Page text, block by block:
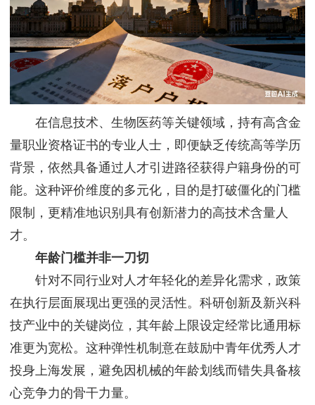
系
我
们
在信息技术、生物医药等关键领域，持有高含金
量职业资格证书的专业人士，即便缺乏传统高等学历
背景，依然具备通过人才引进路径获得户籍身份的可
能。这种评价维度的多元化，目的是打破僵化的门槛
限制，更精准地识别具有创新潜力的高技术含量人
才。
年龄门槛并非一刀切
针对不同行业对人才年轻化的差异化需求，政策
在执行层面展现出更强的灵活性。科研创新及新兴科
技产业中的关键岗位，其年龄上限设定经常比通用标
准更为宽松。这种弹性机制意在鼓励中青年优秀人才
投身上海发展，避免因机械的年龄划线而错失具备核
心竞争力的骨干力量。